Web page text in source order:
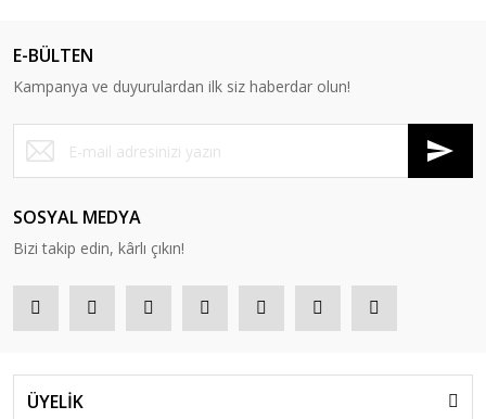
E-BÜLTEN
Kampanya ve duyurulardan ilk siz haberdar olun!
SOSYAL MEDYA
Bizi takip edin, kârlı çıkın!
ÜYELİK